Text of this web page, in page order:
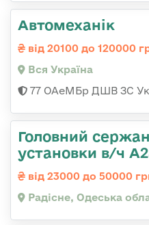
Автомеханік
від 20100 до 120000
Вся Україна
77 ОАеМБр ДШВ ЗС
Головний
установки в/ч
від 23000 до 50000
Радісне, Одеська